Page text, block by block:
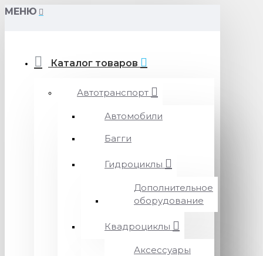
МЕНЮ
Каталог товаров
Автотранспорт
Автомобили
Багги
Гидроциклы
Дополнительное
оборудование
Квадроциклы
Аксессуары